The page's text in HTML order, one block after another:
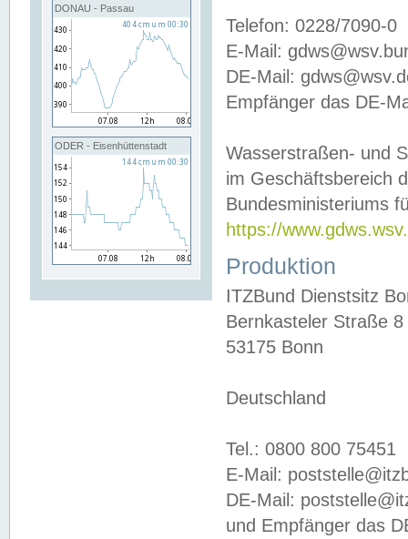
DONAU - Passau
ODER - Eisenhüttenstadt
Telefon: 0228/7090-0
E-Mail:
DE-Mail:
Empfänger das DE-
Wasserstraßen- und
im Geschäftsbereich
Bundesministeriums
https://
Produktion
ITZBund Dienstsitz
Bernkasteler Straße 8
53175 Bonn
Deutschland
Tel.: 0800 800 75451
E-Mail:
DE-Mail:
und Empfänger das